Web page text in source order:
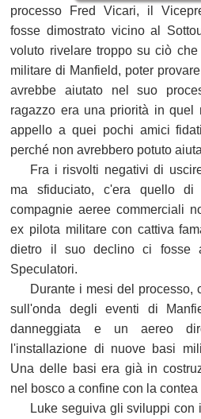
processo Fred Vicari, il
fosse dimostrato vicino al
voluto rivelare troppo su ciò
militare di Manfield, poter
avrebbe aiutato nel suo
ragazzo era una priorità in quel
appello a quei pochi amici
perché non avrebbero potuto
Fra i risvolti negativi di
ma sfiduciato, c'era quello
compagnie aeree commerciali
ex pilota militare con cattiva
dietro il suo declino ci fosse
Speculatori.
Durante i mesi del processo,
sull'onda degli eventi di
danneggiata e un aereo
l'installazione di nuove basi
Una delle basi era già in
nel bosco a confine con la contea
Luke seguiva gli sviluppi con